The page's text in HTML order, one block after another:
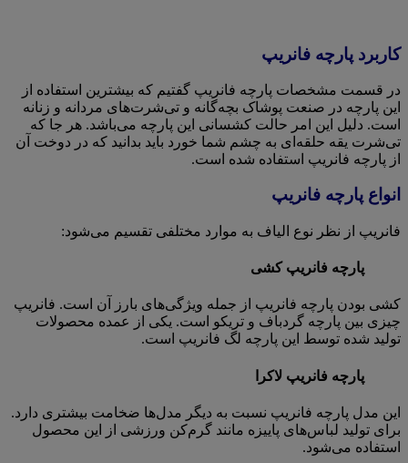
کاربرد پارچه فانریپ
در قسمت مشخصات پارچه فانریپ گفتیم که بیشترین استفاده از
این پارچه در صنعت پوشاک بچه‌گانه و تی‌شرت‌های مردانه و زنانه
است. دلیل این امر حالت کشسانی این پارچه می‌باشد. هر جا که
تی‌شرت یقه حلقه‌ای به چشم شما خورد باید بدانید که در دوخت آن
از پارچه فانریپ استفاده شده است.
انواع پارچه فانریپ
فانریپ از نظر نوع الیاف به موارد مختلفی تقسیم می‌شود:
پارچه فانریپ کشی
کشی بودن پارچه فانریپ از جمله ویژگی‌های بارز آن است. فانریپ
چیزی بین پارچه گردباف و تریکو است. یکی از عمده محصولات
تولید شده توسط این پارچه لگ فانریپ است.
پارچه فانریپ لاکرا
این مدل پارچه فانریپ نسبت به دیگر مدل‌ها ضخامت بیشتری دارد.
برای تولید لباس‌های پاییزه مانند گرم‌کن ورزشی از این محصول
استفاده می‌شود.